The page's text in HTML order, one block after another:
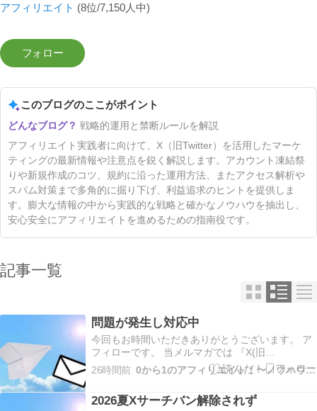
アフィリエイト (8位/7,150人中)
このブログのここがポイント
戦略的運用と禁断ルールを解説
アフィリエイト実践者に向けて、X（旧Twitter）を活用したマーケ
ティングの最新情報や注意点を鋭く解説します。アカウント凍結祭
りや新規作成のコツ、規約に沿った運用方法、またアクセス解析や
スパム対策まで多角的に掘り下げ、利益追求のヒントを提供しま
す。膨大な情報の中から実践的な戦略と確かなノウハウを抽出し、
安心安全にアフィリエイトを進めるための指南役です。
記事一覧
問題が発生し対応中
今回もお時間いただきありがとうございます。 ア
フィローです。 当メルマガでは 『X(旧
Twitter)×VODブログを活用したアフィリエイト』
についてだったり やった事、起きた事、考えた事
応中 についてお伝えします。 引き続き…
26時間前 0から1のアフィリエイト！〜ノウハウコレクター脱出〜
2026夏Xサーチバン解除されず